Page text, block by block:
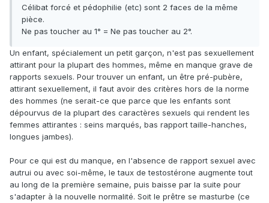
Célibat forcé et pédophilie (etc) sont 2 faces de la même
pièce.
Ne pas toucher au 1° = Ne pas toucher au 2°.
Un enfant, spécialement un petit garçon, n'est pas sexuellement
attirant pour la plupart des hommes, même en manque grave de
rapports sexuels. Pour trouver un enfant, un être pré-pubère,
attirant sexuellement, il faut avoir des critères hors de la norme
des hommes (ne serait-ce que parce que les enfants sont
dépourvus de la plupart des caractères sexuels qui rendent les
femmes attirantes : seins marqués, bas rapport taille-hanches,
longues jambes).
Pour ce qui est du manque, en l'absence de rapport sexuel avec
autrui ou avec soi-même, le taux de testostérone augmente tout
au long de la première semaine, puis baisse par la suite pour
s'adapter à la nouvelle normalité. Soit le prêtre se masturbe (ce